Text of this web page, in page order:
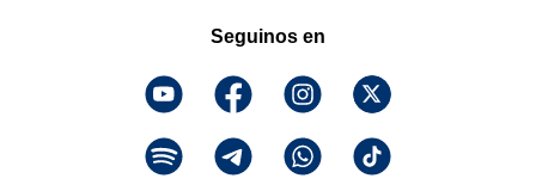
Seguinos en